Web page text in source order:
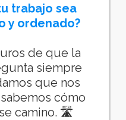
trabajo sea
y ordenado?
de que la
siempre
que nos
sabemos cómo
camino. 🛣️